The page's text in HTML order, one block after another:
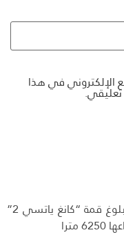
الإلكتروني في هذا
تعليقي.
متسلق مغربي عمره 15 يتمكن من بلوغ قمة “كانغ ياتسي 2”